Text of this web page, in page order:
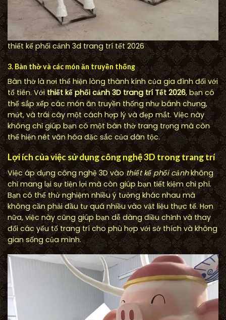
thiết kế phối cảnh 3d trang trí tết 2026
3. Bàn thờ và các món ăn truyền thống
Bàn thờ là nơi thể hiện lòng thành kính của gia đình đối với
tổ tiên. Vớithiết kế phối cảnh 3D trang trí Tết 2026, bạn có
thể sắp xếp các món ăn truyền thống như bánh chưng,
mứt, và trái cây một cách hợp lý và đẹp mắt. Việc này
không chỉ giúp bạn có một bàn thờ trang trọng mà còn
thể hiện nét văn hóa đặc sắc của dân tộc.
Lợi ích của việc sử dụng công nghệ 3D trong trang trí
Việc áp dụng công nghệ 3D vàothiết kế phối cảnhkhông
chỉ mang lại sự tiện lợi mà còn giúp bạn tiết kiệm chi phí.
Bạn có thể thử nghiệm nhiều ý tưởng khác nhau mà
không cần phải đầu tư quá nhiều vào vật liệu thực tế. Hơn
nữa, việc này cũng giúp bạn dễ dàng điều chỉnh và thay
đổi các yếu tố trang trí cho phù hợp với sở thích và không
gian sống của mình.